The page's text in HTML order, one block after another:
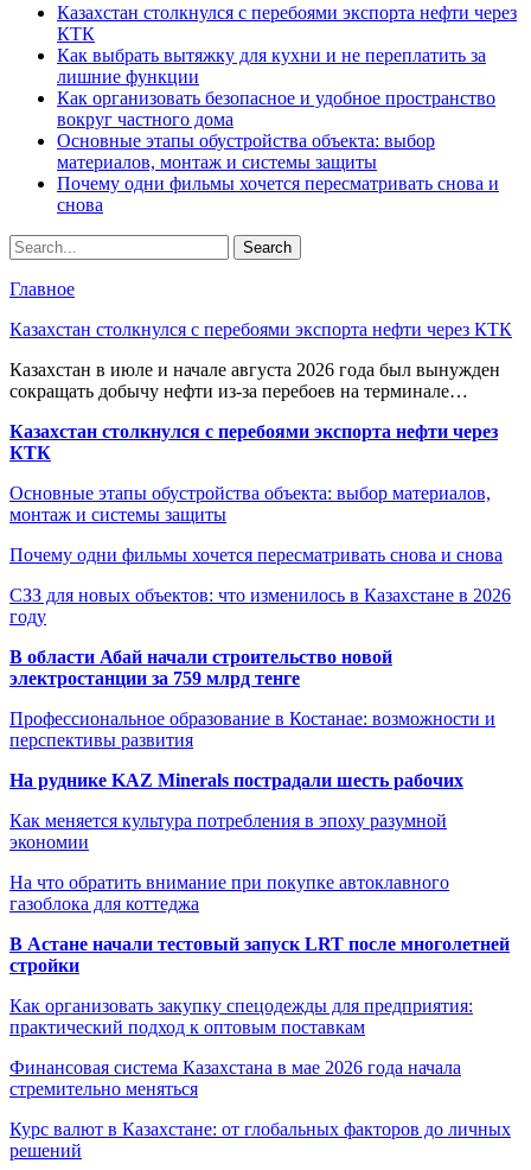
Казахстан столкнулся с перебоями экспорта нефти через
КТК
Как выбрать вытяжку для кухни и не переплатить за
лишние функции
Как организовать безопасное и удобное пространство
вокруг частного дома
Основные этапы обустройства объекта: выбор
материалов, монтаж и системы защиты
Почему одни фильмы хочется пересматривать снова и
снова
Главное
Казахстан столкнулся с перебоями экспорта нефти через КТК
Казахстан в июле и начале августа 2026 года был вынужден
сокращать добычу нефти из-за перебоев на терминале…
Казахстан столкнулся с перебоями экспорта нефти через
КТК
Основные этапы обустройства объекта: выбор материалов,
монтаж и системы защиты
Почему одни фильмы хочется пересматривать снова и снова
СЗЗ для новых объектов: что изменилось в Казахстане в 2026
году
В области Абай начали строительство новой
электростанции за 759 млрд тенге
Профессиональное образование в Костанае: возможности и
перспективы развития
На руднике KAZ Minerals пострадали шесть рабочих
Как меняется культура потребления в эпоху разумной
экономии
На что обратить внимание при покупке автоклавного
газоблока для коттеджа
В Астане начали тестовый запуск LRT после многолетней
стройки
Как организовать закупку спецодежды для предприятия:
практический подход к оптовым поставкам
Финансовая система Казахстана в мае 2026 года начала
стремительно меняться
Курс валют в Казахстане: от глобальных факторов до личных
решений